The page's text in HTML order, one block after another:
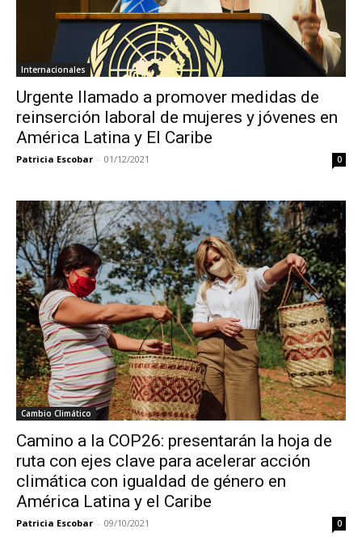
Internacionales
Urgente llamado a promover medidas de
reinserción laboral de mujeres y jóvenes en
América Latina y El Caribe
Patricia Escobar - 01/12/2021 0
Cambio Climático
Camino a la COP26: presentarán la hoja de
ruta con ejes clave para acelerar acción
climática con igualdad de género en
América Latina y el Caribe
Patricia Escobar - 09/10/2021 0